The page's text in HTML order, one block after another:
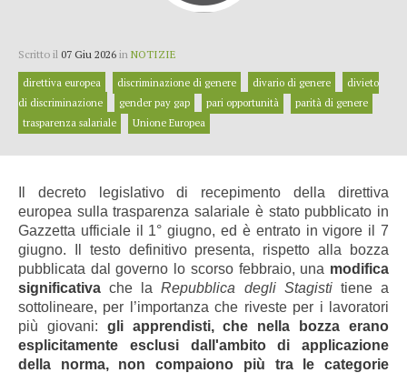
Scritto il 07 Giu 2026 in NOTIZIE
direttiva europea discriminazione di genere divario di genere
divieto
di discriminazione
gender pay gap pari opportunità
parità di genere
trasparenza salariale
Unione Europea
Il decreto legislativo di recepimento della direttiva
europea sulla trasparenza salariale è stato pubblicato in
Gazzetta ufficiale il 1° giugno, ed è entrato in vigore il 7
giugno. Il testo definitivo presenta, rispetto alla bozza
pubblicata dal governo lo scorso febbraio, una modifica
significativa che laRepubblica degli Stagistitiene a
sottolineare, per l’importanza che riveste per i lavoratori
più giovani: gli apprendisti, che nella bozza erano
esplicitamente esclusi dall'ambito di applicazione
della norma, non compaiono più tra le categorie